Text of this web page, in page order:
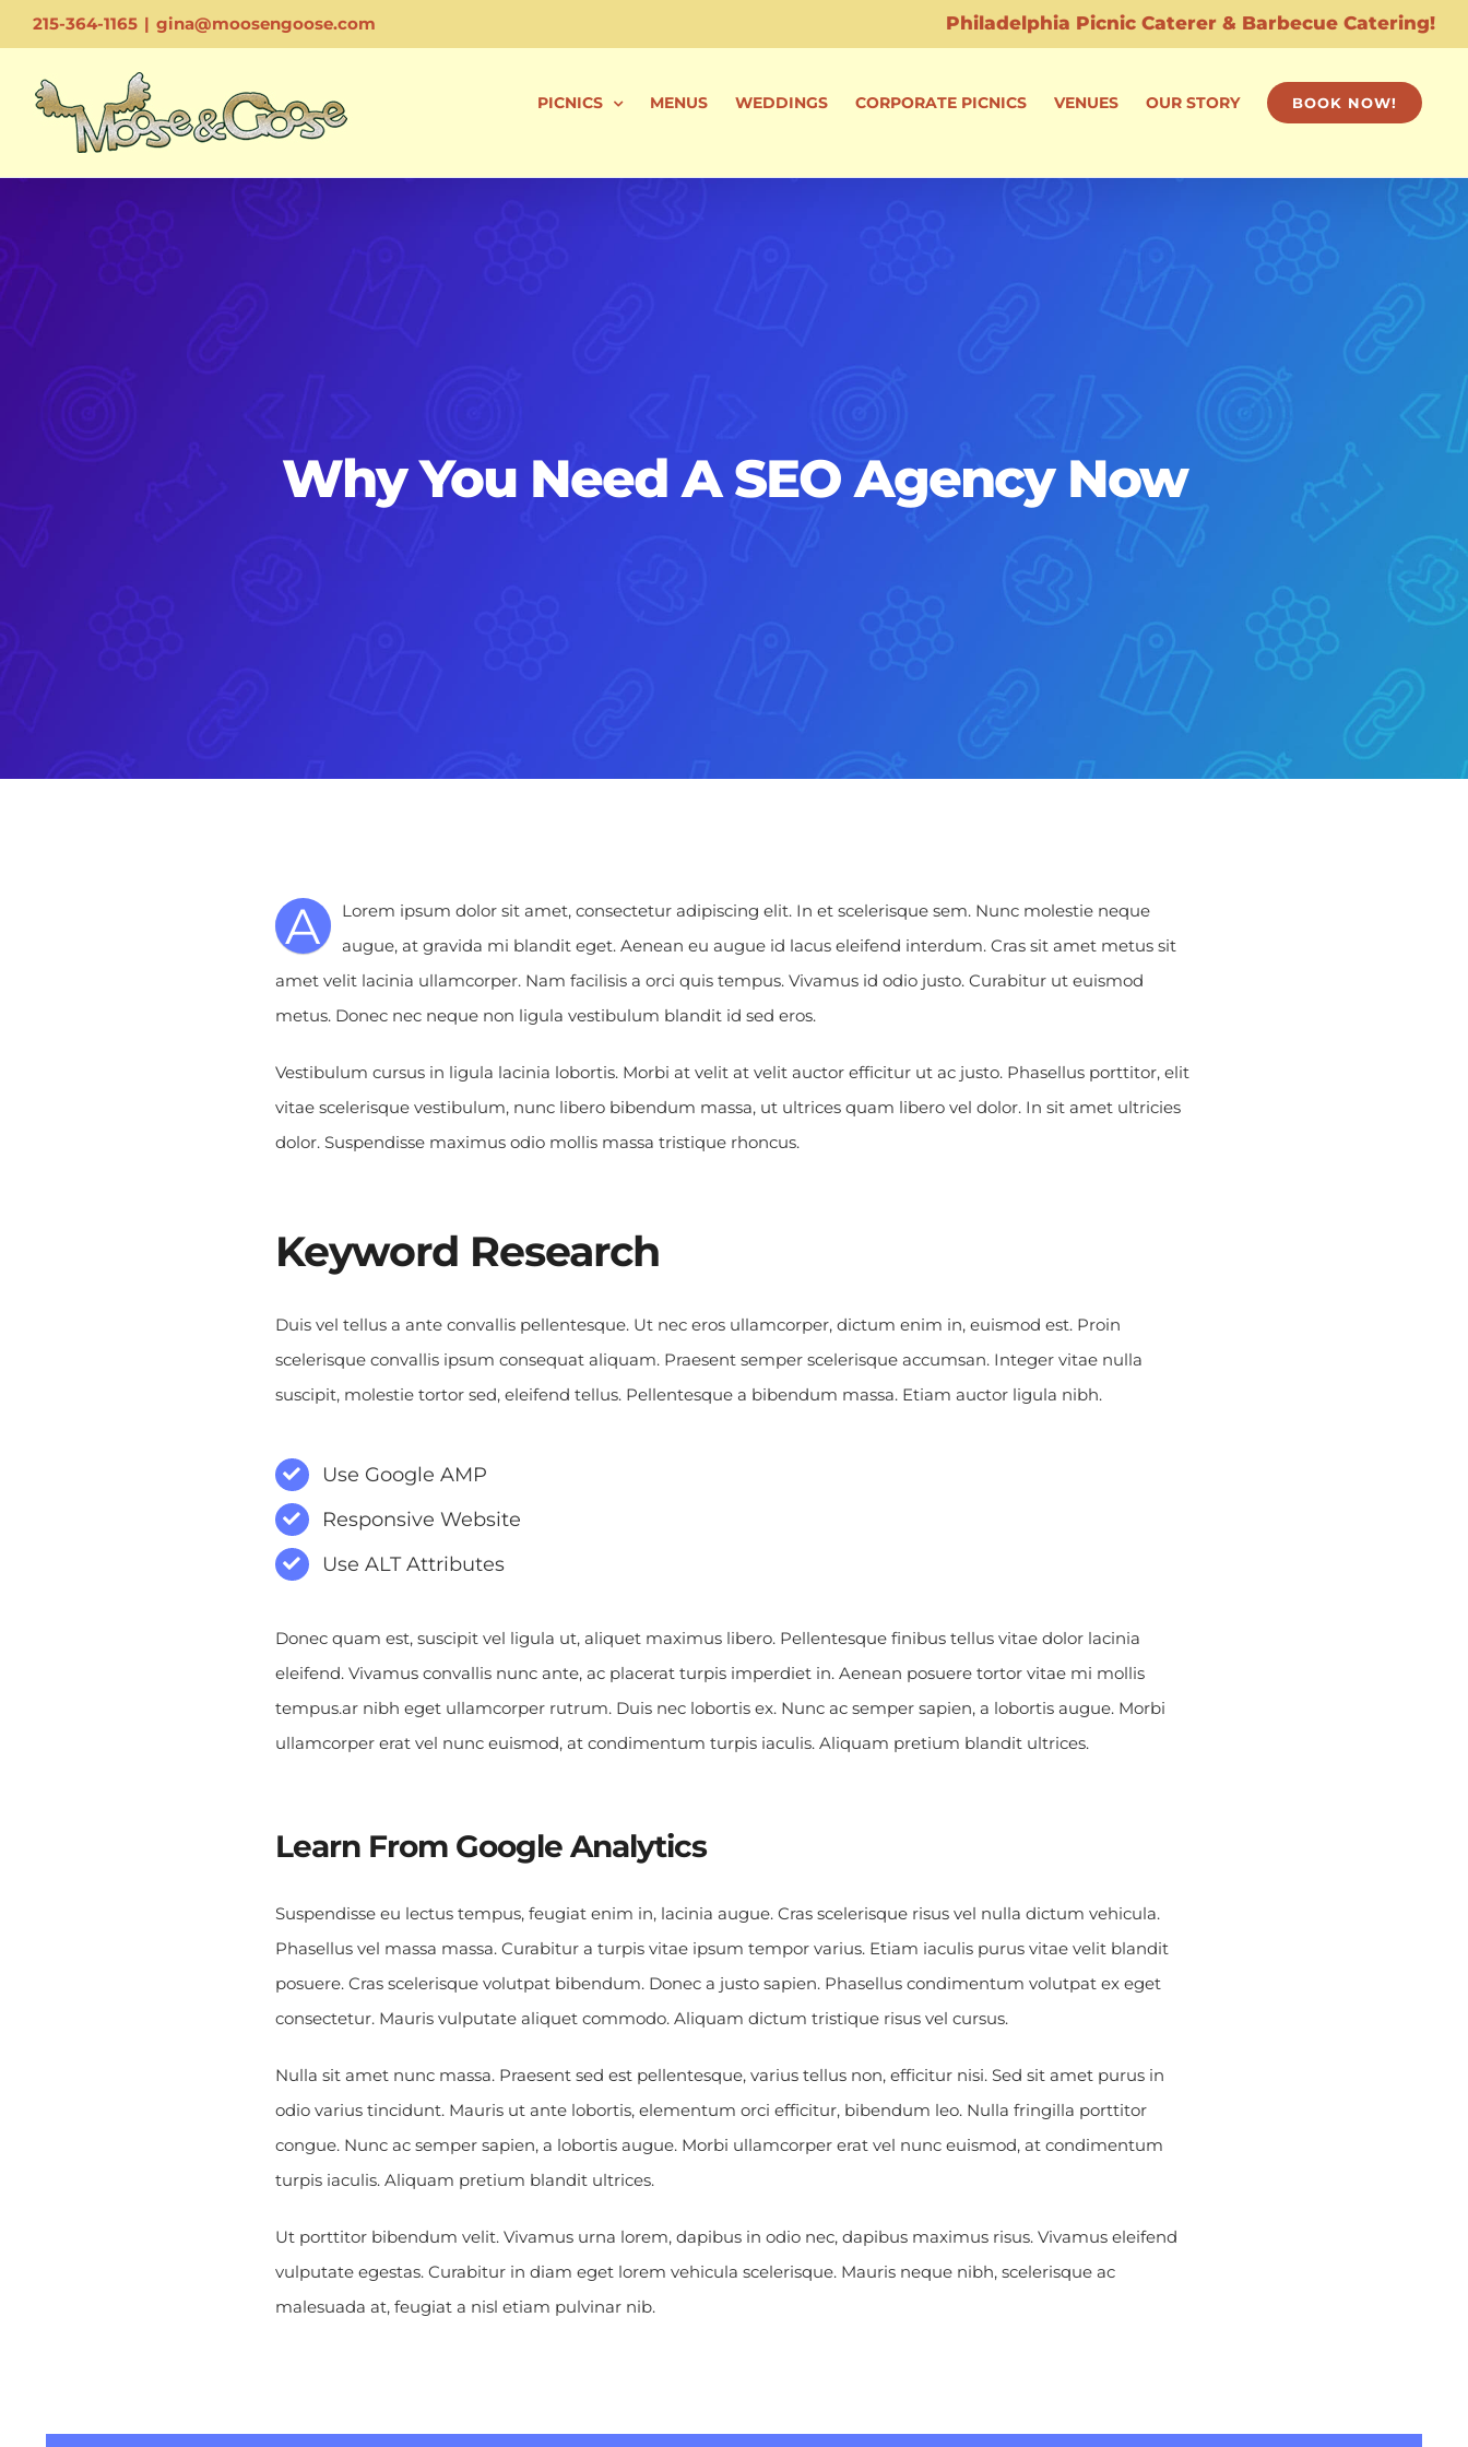
Skip
to
content
215-364-1165 | gina@moosengoose.com
PICNICS MENUS WEDDINGS CORPORATE PICNICS VENUES OUR STORY BOOK NOW!
Why You Need A SEO Agency Now
A
Lorem ipsum dolor sit amet, consectetur adipiscing elit. In et scelerisque sem. Nunc molestie neque
augue, at gravida mi blandit eget. Aenean eu augue id lacus eleifend interdum. Cras sit amet metus sit
amet velit lacinia ullamcorper. Nam facilisis a orci quis tempus. Vivamus id odio justo. Curabitur ut euismod
metus. Donec nec neque non ligula vestibulum blandit id sed eros.
Vestibulum cursus in ligula lacinia lobortis. Morbi at velit at velit auctor efficitur ut ac justo. Phasellus porttitor, elit
vitae scelerisque vestibulum, nunc libero bibendum massa, ut ultrices quam libero vel dolor. In sit amet ultricies
dolor. Suspendisse maximus odio mollis massa tristique rhoncus.
Keyword Research
Duis vel tellus a ante convallis pellentesque. Ut nec eros ullamcorper, dictum enim in, euismod est. Proin
scelerisque convallis ipsum consequat aliquam. Praesent semper scelerisque accumsan. Integer vitae nulla
suscipit, molestie tortor sed, eleifend tellus. Pellentesque a bibendum massa. Etiam auctor ligula nibh.
Use Google AMP
Responsive Website
Use ALT Attributes
Donec quam est, suscipit vel ligula ut, aliquet maximus libero. Pellentesque finibus tellus vitae dolor lacinia
eleifend. Vivamus convallis nunc ante, ac placerat turpis imperdiet in. Aenean posuere tortor vitae mi mollis
tempus.ar nibh eget ullamcorper rutrum. Duis nec lobortis ex. Nunc ac semper sapien, a lobortis augue. Morbi
ullamcorper erat vel nunc euismod, at condimentum turpis iaculis. Aliquam pretium blandit ultrices.
Learn From Google Analytics
Suspendisse eu lectus tempus, feugiat enim in, lacinia augue. Cras scelerisque risus vel nulla dictum vehicula.
Phasellus vel massa massa. Curabitur a turpis vitae ipsum tempor varius. Etiam iaculis purus vitae velit blandit
posuere. Cras scelerisque volutpat bibendum. Donec a justo sapien. Phasellus condimentum volutpat ex eget
consectetur. Mauris vulputate aliquet commodo. Aliquam dictum tristique risus vel cursus.
Nulla sit amet nunc massa. Praesent sed est pellentesque, varius tellus non, efficitur nisi. Sed sit amet purus in
odio varius tincidunt. Mauris ut ante lobortis, elementum orci efficitur, bibendum leo. Nulla fringilla porttitor
congue. Nunc ac semper sapien, a lobortis augue. Morbi ullamcorper erat vel nunc euismod, at condimentum
turpis iaculis. Aliquam pretium blandit ultrices.
Ut porttitor bibendum velit. Vivamus urna lorem, dapibus in odio nec, dapibus maximus risus. Vivamus eleifend
vulputate egestas. Curabitur in diam eget lorem vehicula scelerisque. Mauris neque nibh, scelerisque ac
malesuada at, feugiat a nisl etiam pulvinar nib.